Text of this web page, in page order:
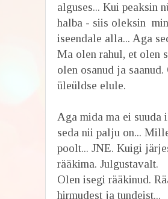
alguses... Kui peaksin
halba - siis oleksin
iseendale alla... Aga
Ma olen rahul, et olen
olen osanud ja
üleüldse elule.
Aga mida ma ei
seda nii palju on...
poolt... JNE. Kuigi
rääkima. Julgustavalt.
Olen isegi rääkinud.
hirmudest ja tundeist...